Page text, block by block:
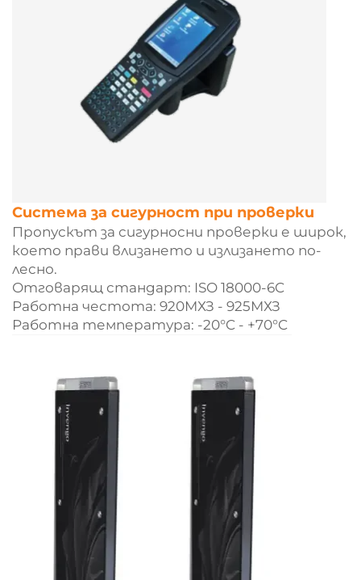
Система за сигурност при проверки
Пропускът за сигурносни проверки е широк,
което прави влизането и излизането по-
лесно.
Отговарящ стандарт: ISO 18000-6C
Работна честота: 920МХЗ - 925МХЗ
Работна температура: -20°C - +70°C